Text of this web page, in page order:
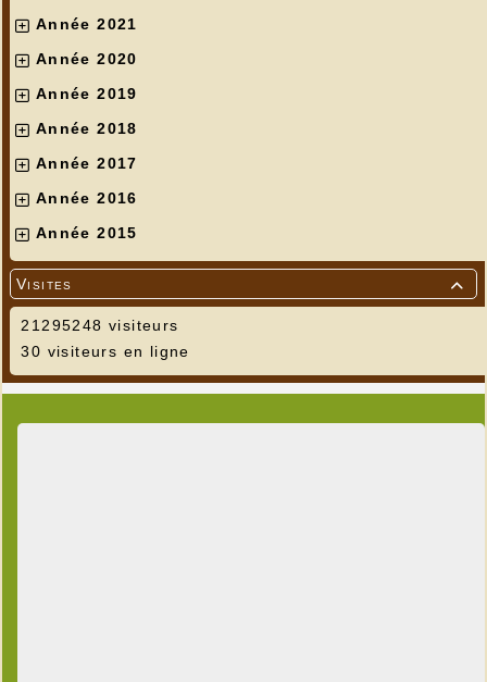
Année 2021
Année 2020
Année 2019
Année 2018
Année 2017
Année 2016
Année 2015

Visites
21295248 visiteurs
30 visiteurs en ligne